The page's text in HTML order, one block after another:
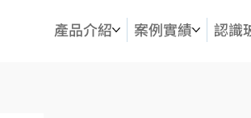
產品介紹 案例實績 認識